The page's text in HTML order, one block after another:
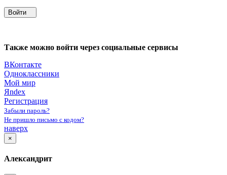
Войти
Также можно войти через социальные сервисы
ВКонтакте
Одноклассники
Мой мир
Яndex
Регистрация
Забыли пароль?
Не пришло письмо с кодом?
наверх
×
Александрит